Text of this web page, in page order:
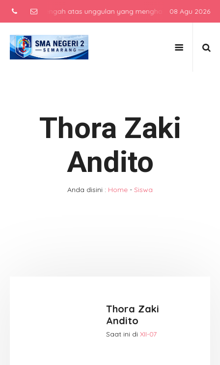
menengah atas unggulan yang menghasilkan lulusan
08 Agu 2026
Thora Zaki
Andito
Anda disini : Home - Siswa
Thora Zaki
Andito
Saat ini di XII-07